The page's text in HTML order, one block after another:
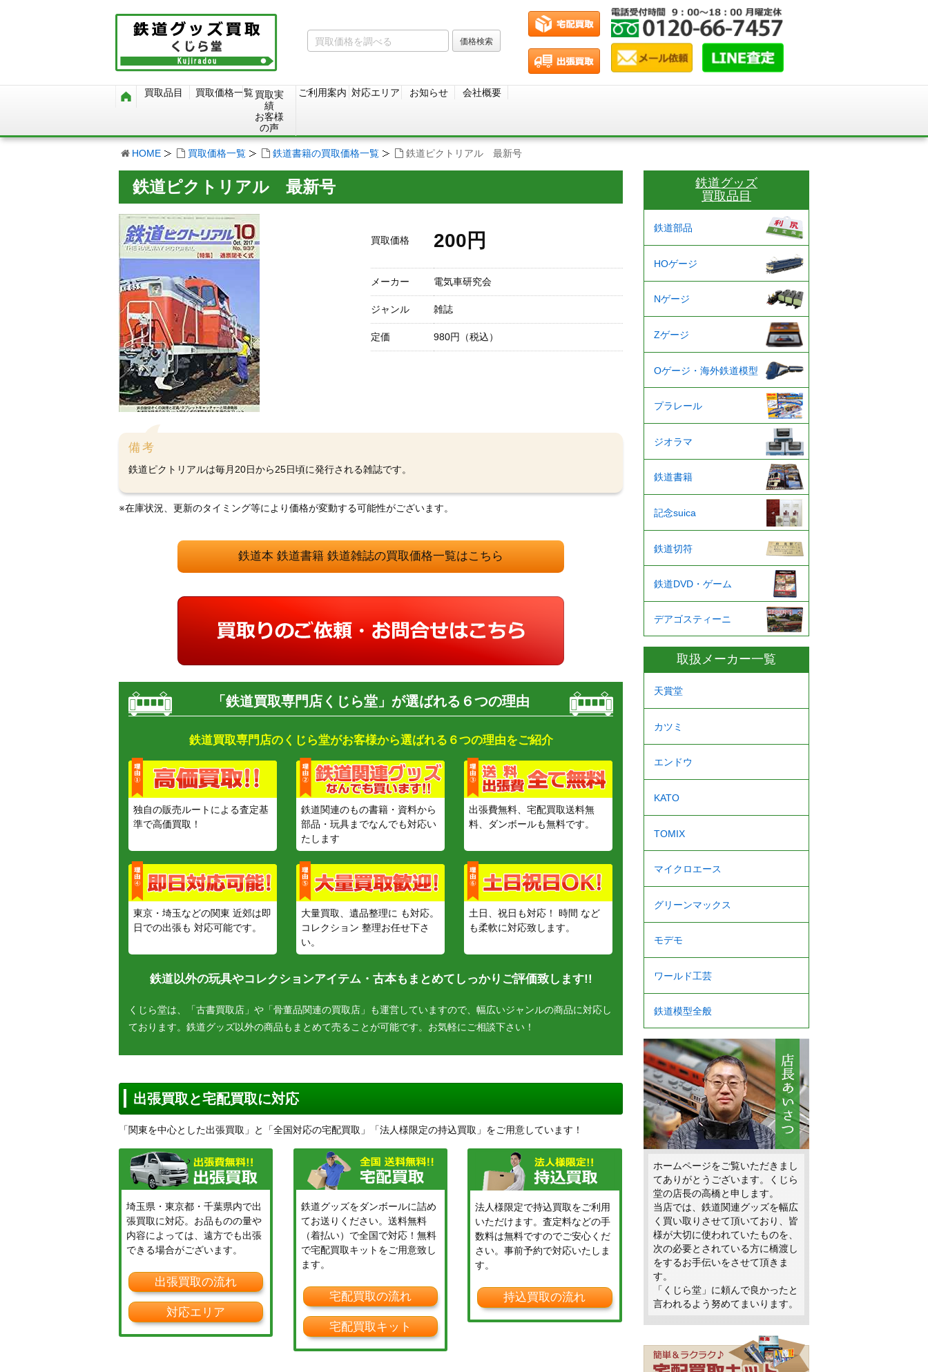
買取品目 買取価格一覧買取実
績
お客様
の声
ご利用案内 対応エリア お知らせ 会社概要
HOME 買取価格一覧 鉄道書籍の買取価格一覧 鉄道ピクトリアル 最新号
鉄道ピクトリアル 最新号
買取価格 200円
メーカー 電気車研究会
ジャンル 雑誌
定価 980円（税込）
備考
鉄道ピクトリアルは毎月20日から25日頃に発行される雑誌です。
※在庫状況、更新のタイミング等により価格が変動する可能性がございます。
鉄道本 鉄道書籍 鉄道雑誌の買取価格一覧はこちら
「鉄道買取専門店くじら堂」が選ばれる６つの理由
鉄道買取専門店のくじら堂がお客様から選ばれる６つの理由をご紹介
独自の販売ルートによる査定基
準で高価買取！
鉄道関連のもの書籍・資料から
部品・玩具までなんでも対応い
たします
出張費無料、宅配買取送料無
料、ダンボールも無料です。
東京・埼玉などの関東 近郊は即
日での出張も 対応可能です。
大量買取、遺品整理に も対応。
コレクション 整理お任せ下さ
い。
土日、祝日も対応！ 時間 など
も柔軟に対応致します。
鉄道以外の玩具やコレクションアイテム・古本もまとめてしっかりご評価致します!!
くじら堂は、「古書買取店」や「骨董品関連の買取店」も運営していますので、幅広いジャンルの商品に対応し
ております。鉄道グッズ以外の商品もまとめて売ることが可能です。お気軽にご相談下さい！
出張買取と宅配買取に対応
「関東を中心とした出張買取」と「全国対応の宅配買取」「法人様限定の持込買取」をご用意しています！
埼玉県・東京都・千葉県内で出
張買取に対応。お品ものの量や
内容によっては、遠方でも出張
できる場合がございます。
出張買取の流れ
対応エリア
鉄道グッズをダンボールに詰め
てお送りください。送料無料
（着払い）で全国で対応！無料
で宅配買取キットをご用意致し
ます。
宅配買取の流れ
宅配買取キット
法人様限定で持込買取をご利用
いただけます。査定料などの手
数料は無料ですのでご安心くだ
さい。事前予約で対応いたしま
す。
持込買取の流れ
鉄道グッズ
買取品目
鉄道部品
HOゲージ
Nゲージ
Zゲージ
Oゲージ・海外鉄道模型
プラレール
ジオラマ
鉄道書籍
記念suica
鉄道切符
鉄道DVD・ゲーム
デアゴスティーニ
取扱メーカー一覧
天賞堂
カツミ
エンドウ
KATO
TOMIX
マイクロエース
グリーンマックス
モデモ
ワールド工芸
鉄道模型全般
ホームページをご覧いただきまし
てありがとうございます。くじら
堂の店長の高橋と申します。
当店では、鉄道関連グッズを幅広
く買い取りさせて頂いており、皆
様が大切に使われていたものを、
次の必要とされている方に橋渡し
をするお手伝いをさせて頂きま
す。
「くじら堂」に頼んで良かったと
言われるよう努めてまいります。